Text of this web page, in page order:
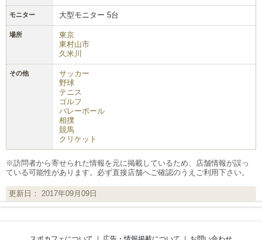
モニター 大型モニター 5台
場所
東京
東村山市
久米川
その他
サッカー
野球
テニス
ゴルフ
バレーボール
相撲
競馬
クリケット
※訪問者から寄せられた情報を元に掲載しているため、店舗情報が誤っ
ている可能性があります。必ず直接店舗へご確認のうえご利用下さい。
更新日： 2017年09月09日